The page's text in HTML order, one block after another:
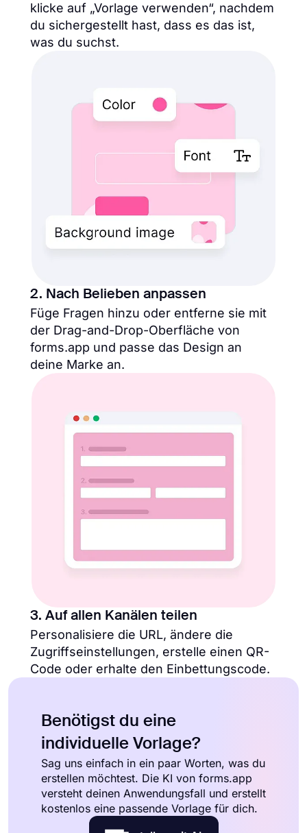
klicke auf „Vorlage verwenden“, nachdem
du sichergestellt hast, dass es das ist,
was du suchst.
2. Nach Belieben anpassen
Füge Fragen hinzu oder entferne sie mit
der Drag-and-Drop-Oberfläche von
forms.app und passe das Design an
deine Marke an.
3. Auf allen Kanälen teilen
Personalisiere die URL, ändere die
Zugriffseinstellungen, erstelle einen QR-
Code oder erhalte den Einbettungscode.
Benötigst du eine
individuelle Vorlage?
Sag uns einfach in ein paar Worten, was du
erstellen möchtest. Die KI von forms.app
versteht deinen Anwendungsfall und erstellt
kostenlos eine passende Vorlage für dich.